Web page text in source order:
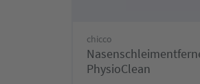
chicco
PhysioClean